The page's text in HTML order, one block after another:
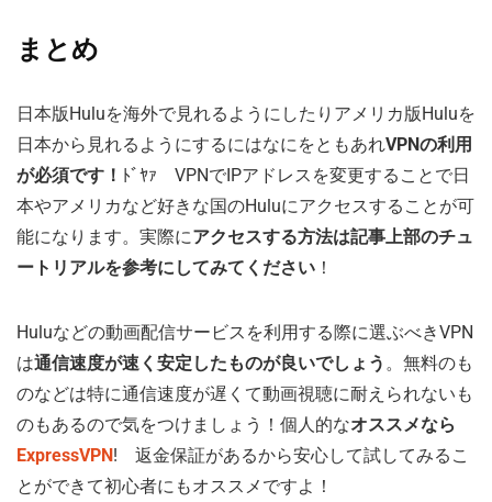
まとめ
日本版Huluを海外で見れるようにしたりアメリカ版Huluを
日本から見れるようにするにはなにをともあれVPNの利用
が必須です！ ﾄﾞﾔｧ VPNでIPアドレスを変更することで日
本やアメリカなど好きな国のHuluにアクセスすることが可
能になります。実際にアクセスする方法は記事上部のチュ
ートリアルを参考にしてみてください ！
Huluなどの動画配信サービスを利用する際に選ぶべきVPN
は通信速度が速く安定したものが良いでしょう 。無料のも
のなどは特に通信速度が遅くて動画視聴に耐えられないも
のもあるので気をつけましょう！個人的なオススメなら
ExpressVPN ! 返金保証があるから安心して試してみるこ
とができて初心者にもオススメですよ！